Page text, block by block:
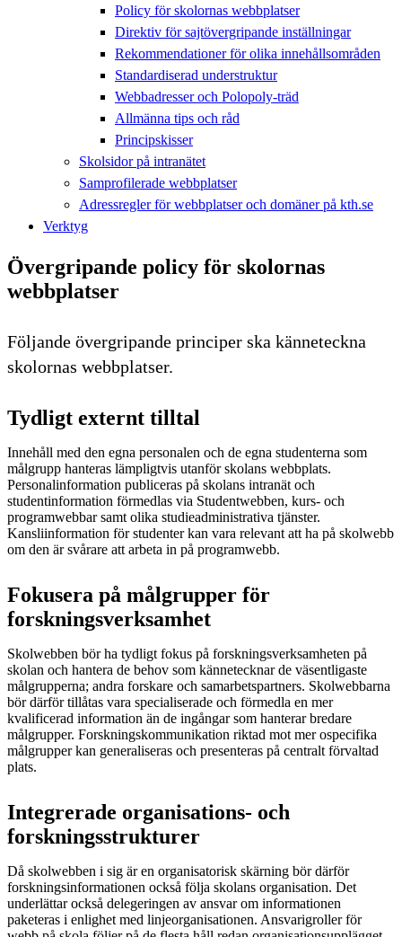
Policy för skolornas webbplatser
Direktiv för sajtövergripande inställningar
Rekommendationer för olika innehållsområden
Standardiserad understruktur
Webbadresser och Polopoly-träd
Allmänna tips och råd
Principskisser
Skolsidor på intranätet
Samprofilerade webbplatser
Adressregler för webbplatser och domäner på kth.se
Verktyg
Övergripande policy för skolornas
webbplatser
Följande övergripande principer ska känneteckna
skolornas webbplatser.
Tydligt externt tilltal
Innehåll med den egna personalen och de egna studenterna som
målgrupp hanteras lämpligtvis utanför skolans webbplats.
Personalinformation publiceras på skolans intranät och
studentinformation förmedlas via Studentwebben, kurs- och
programwebbar samt olika studieadministrativa tjänster.
Kansliinformation för studenter kan vara relevant att ha på skolwebb
om den är svårare att arbeta in på programwebb.
Fokusera på målgrupper för
forskningsverksamhet
Skolwebben bör ha tydligt fokus på forskningsverksamheten på
skolan och hantera de behov som kännetecknar de väsentligaste
målgrupperna; andra forskare och samarbetspartners. Skolwebbarna
bör därför tillåtas vara specialiserade och förmedla en mer
kvalificerad information än de ingångar som hanterar bredare
målgrupper. Forskningskommunikation riktad mot mer ospecifika
målgrupper kan generaliseras och presenteras på centralt förvaltad
plats.
Integrerade organisations- och
forskningsstrukturer
Då skolwebben i sig är en organisatorisk skärning bör därför
forskningsinformationen också följa skolans organisation. Det
underlättar också delegeringen av ansvar om informationen
paketeras i enlighet med linjeorganisationen. Ansvarigroller för